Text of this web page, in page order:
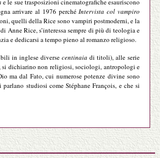
e le sue trasposizioni cinematografiche esauriscono
arrivare al 1976 perchéIntervista col vampiro
quelli della Rice sono vampiri postmoderni, e la
Anne Rice, s’interessa sempre di più di teologia e
e dedicarsi a tempo pieno al romanzo religioso.
in inglese diverse centinaia di titoli), alle serie
si dichiarino non religiosi, sociologi, antropologi e
ma dal Fato, cui numerose potenze divine sono
studiosi come Stéphane François, e che si